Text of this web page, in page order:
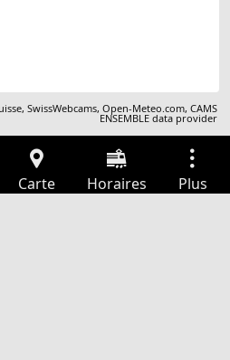
,SwissWebcams,Open-Meteo.com,CAMS
ENSEMBLE data provider
Carte Horaires Plus